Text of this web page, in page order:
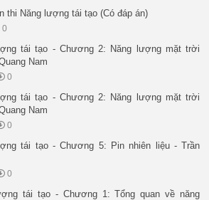
thi Năng lượng tái tạo (Có đáp án)
0
tái tạo - Chương 2: Năng lượng mặt trời
Nam
0
tái tạo - Chương 2: Năng lượng mặt trời
Nam
0
tái tạo - Chương 5: Pin nhiên liệu - Trần
0
tái tạo - Chương 1: Tổng quan về năng